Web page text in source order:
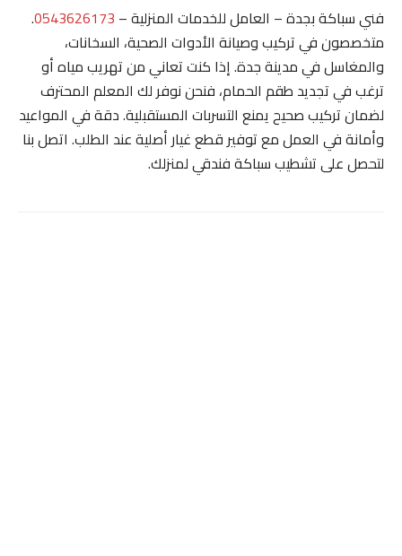
فني سباكة بجدة – العامل للخدمات المنزلية –0543626173
.
متخصصون في تركيب وصيانة الأدوات الصحية، السخانات،
والمغاسل في مدينة جدة. إذا كنت تعاني من تهريب مياه أو
ترغب في تجديد طقم الحمام، فنحن نوفر لك المعلم المحترف
لضمان تركيب صحيح يمنع التسربات المستقبلية. دقة في المواعيد
وأمانة في العمل مع توفير قطع غيار أصلية عند الطلب. اتصل بنا
لتحصل على تشطيب سباكة فندقي لمنزلك.